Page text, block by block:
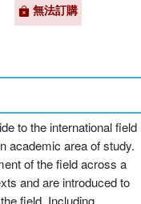
無法訂購
to the international field
academic area of study.
of the field across a
and are introduced to
field. Including